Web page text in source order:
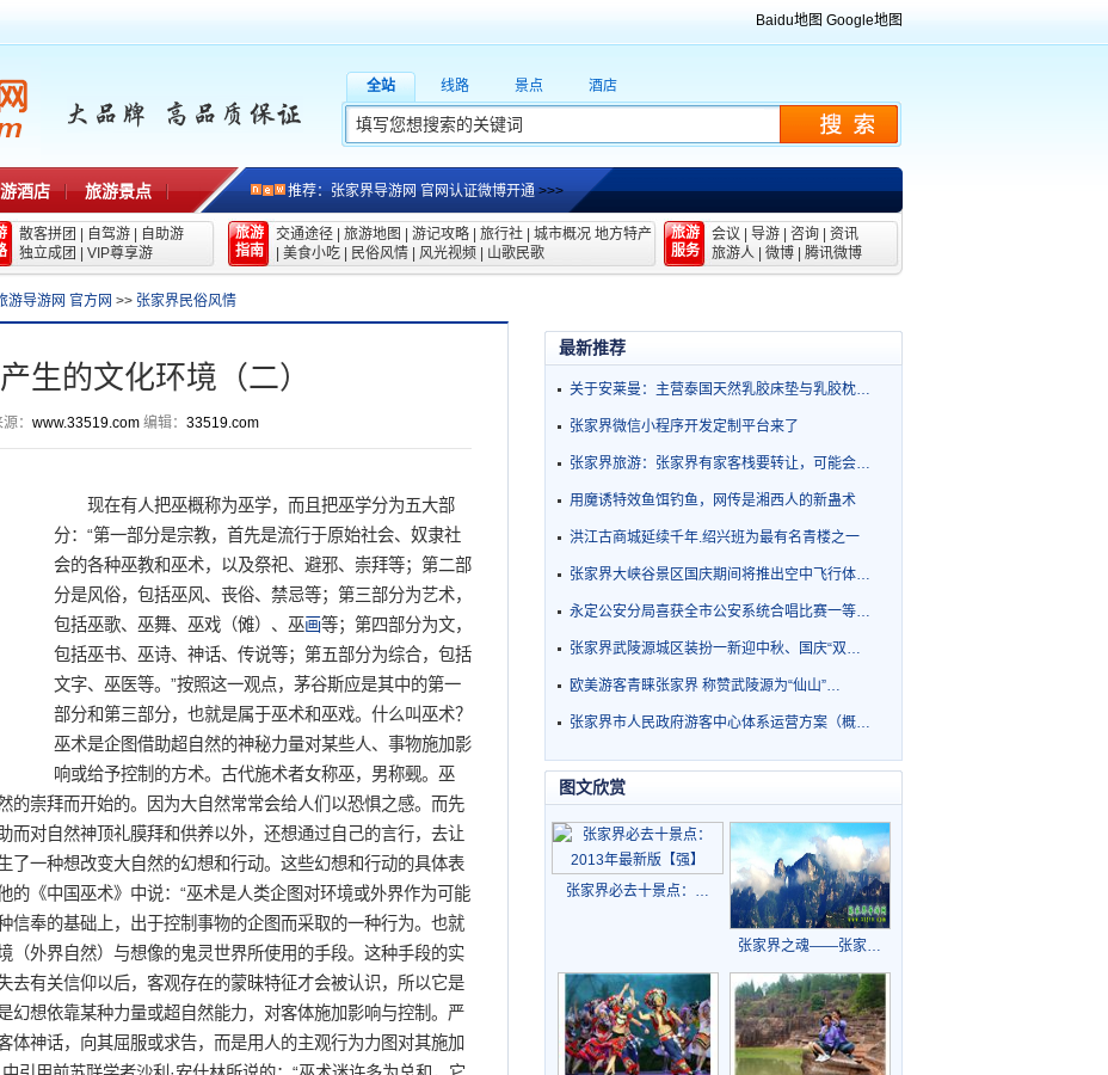
Baidu地图 Google地图
全站 线路 景点 酒店
酒店 旅游景点 推荐：张家界导游网 官网认证微博开通>>>
散客拼团 自驾游
自助游
独立成团
VIP尊享游
旅游
指南
交通途径 旅游地图 游记攻略 旅行社 城市概况 地方特产
美食小吃 民俗风情 风光视频 山歌民歌
旅游
服务
会议 导游 咨询
资讯
旅游人
微博 腾讯微博
游导游网 官方网 >> 张家界民俗风情
生的文化环境（二）
： www.33519.com编辑： 33519.com
现在有人把巫概称为巫学，而且把巫学分为五大部
分：“第一部分是宗教，首先是流行于原始社会、奴隶社
会的各种巫教和巫术，以及祭祀、避邪、崇拜等；第二部
分是风俗，包括巫风、丧俗、禁忌等；第三部分为艺术，
包括巫歌、巫舞、巫戏（傩）、巫画等；第四部分为文，
包括巫书、巫诗、神话、传说等；第五部分为综合，包括
文字、巫医等。”按照这一观点，茅谷斯应是其中的第一
部分和第三部分，也就是属于巫术和巫戏。什么叫巫术？
巫术是企图借助超自然的神秘力量对某些人、事物施加影
响或给予控制的方术。古代施术者女称巫，男称觋。巫
的崇拜而开始的。因为大自然常常会给人们以恐惧之感。而先
而对自然神顶礼膜拜和供养以外，还想通过自己的言行，去让
了一种想改变大自然的幻想和行动。这些幻想和行动的具体表
的《中国巫术》中说：“巫术是人类企图对环境或外界作为可能
信奉的基础上，出于控制事物的企图而采取的一种行为。也就
（外界自然）与想像的鬼灵世界所使用的手段。这种手段的实
去有关信仰以后，客观存在的蒙昧特征才会被认识，所以它是
幻想依靠某种力量或超自然能力，对客体施加影响与控制。严
体神话，向其屈服或求告，而是用人的主观行为力图对其施加
最新推荐
关于安莱曼：主营泰国天然乳胶床垫与乳胶枕…
张家界微信小程序开发定制平台来了
张家界旅游：张家界有家客栈要转让，可能会…
用魔诱特效鱼饵钓鱼，网传是湘西人的新蛊术
洪江古商城延续千年.绍兴班为最有名青楼之一
张家界大峡谷景区国庆期间将推出空中飞行体…
永定公安分局喜获全市公安系统合唱比赛一等…
张家界武陵源城区装扮一新迎中秋、国庆“双…
欧美游客青睐张家界 称赞武陵源为“仙山”…
张家界市人民政府游客中心体系运营方案（概…
图文欣赏
张家界必去十景点：…
张家界之魂——张家…